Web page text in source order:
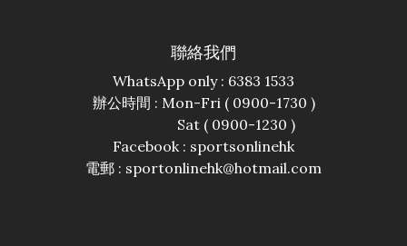
聯絡我們
WhatsApp only : 6383 1533
辦公時間 : Mon-Fri ( 0900-1730 )
Sat ( 0900-1230 )
Facebook : sportsonlinehk
電郵 : sportonlinehk@hotmail.com